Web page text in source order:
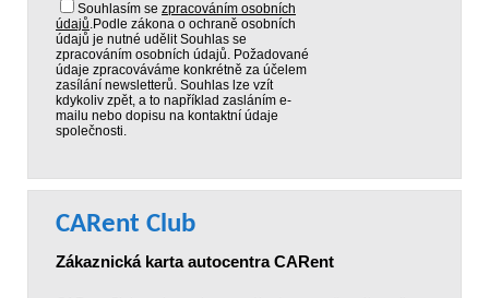
Souhlasím se zpracováním osobních
údajů.Podle zákona o ochraně osobních
údajů je nutné udělit Souhlas se
zpracováním osobních údajů. Požadované
údaje zpracováváme konkrétně za účelem
zasílání newsletterů. Souhlas lze vzít
kdykoliv zpět, a to například zasláním e-
mailu nebo dopisu na kontaktní údaje
společnosti.
CARent Club
Zákaznická karta autocentra CARent